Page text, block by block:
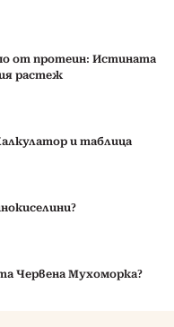
от протеин: Истината
растеж
и таблица
Червена Мухоморка?